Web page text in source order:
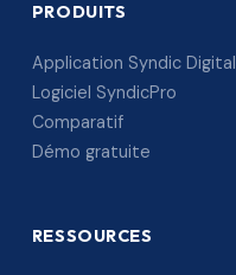
PRODUITS
Application Syndic Digital
Logiciel SyndicPro
Comparatif
Démo gratuite
RESSOURCES